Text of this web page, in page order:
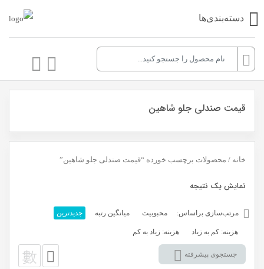
دسته‌بندی‌ها
قیمت صندلی جلو شاهین
خانه / محصولات برچسب خورده “قیمت صندلی جلو شاهین”
نمایش یک نتیجه
مرتب‌سازی براساس: محبوبیت میانگین رتبه جدیدترین
هزینه: کم به زیاد هزینه: زیاد به کم
جستجوی پیشرفته